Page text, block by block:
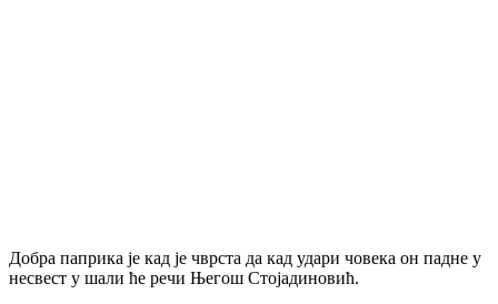
Добра паприка је кад је чврста да кад удари човека он падне у
несвест у шали ће речи Његош Стојадиновић.